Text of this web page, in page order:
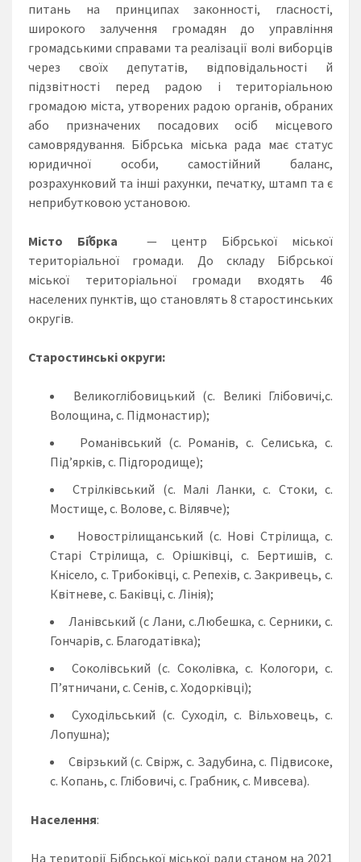
питань на принципах законності, гласності,
широкого залучення громадян до управління
громадськими справами та реалізації волі виборців
через своїх депутатів, відповідальності й
підзвітності перед радою і територіальною
громадою міста, утворених радою органів, обраних
або призначених посадових осіб місцевого
самоврядування. Бібрська міська рада має статус
юридичної особи, самостійний баланс,
розрахунковий та інші рахунки, печатку, штамп та є
неприбутковою установою.
Місто Бі́брка — центр Бібрської міської
територіальної громади. До складу Бібрської
міської територіальної громади входять 46
населених пунктів, що становлять 8 старостинських
округів.
Старостинські округи:
Великоглібовицький (с. Великі Глібовичі,с.
Волощина, с. Підмонастир);
Романівський (с. Романів, с. Селиська, с.
Під’ярків, с. Підгородище);
Стрілківський (с. Малі Ланки, с. Стоки, с.
Мостище, с. Волове, с. Вілявче);
Новострілищанський (с. Нові Стрілища, с.
Старі Стрілища, с. Орішківці, с. Бертишів, с.
Кнісело, с. Трибоківці, с. Репехів, с. Закривець, с.
Квітневе, с. Баківці, с. Лінія);
Ланівський (с Лани, с.Любешка, с. Серники, с.
Гончарів, с. Благодатівка);
Соколівський (с. Соколівка, с. Кологори, с.
П’ятничани, с. Сенів, с. Ходорківці);
Суходільський (с. Суходіл, с. Вільховець, с.
Лопушна);
Свірзький (с. Свірж, с. Задубина, с. Підвисоке,
с. Копань, с. Глібовичі, с. Грабник, с. Мивсева).
Населення:
На території Бібрської міської ради станом на 2021